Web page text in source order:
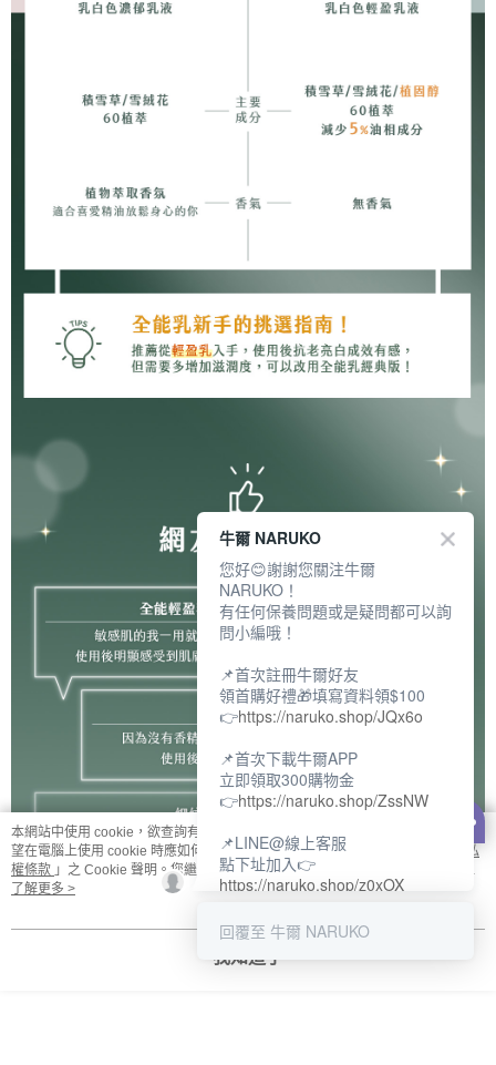
本網站中使用 cookie，欲查詢有關本網站使用 cookie 方式之詳情，及若您不希
望在電腦上使用 cookie 時應如何變更電腦的 cookie 設定，請參閱本網站「
隱私
權條款 」之 Cookie 聲明。您繼續使用本網站即表示您同意本公司得按本網站使
用條款之 Cookie 聲明使用 cookie。
了解更多 >
我知道了
牛爾 NARUKO
您好😊謝謝您關注牛爾
NARUKO！
有任何保養問題或是疑問都可以詢
問小編哦！
📌首次註冊牛爾好友
領首購好禮🎁填寫資料領$100
👉https://naruko.shop/JQx6o
📌首次下載牛爾APP
立即領取300購物金
👉https://naruko.shop/ZssNW
📌LINE@線上客服
點下址加入👉
https://naruko.shop/z0xOX
📌電話客服：02-26581707
18:00
回覆至 牛爾 NARUKO